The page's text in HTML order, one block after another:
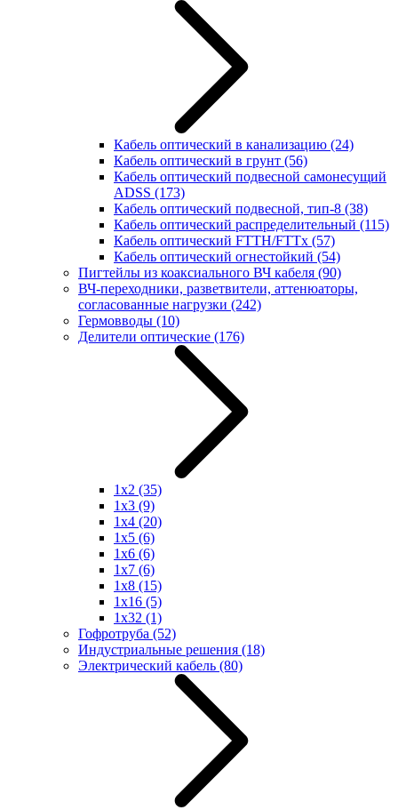
Кабель оптический в канализацию (24)
Кабель оптический в грунт (56)
Кабель оптический подвесной самонесущий
ADSS (173)
Кабель оптический подвесной, тип-8 (38)
Кабель оптический распределительный (115)
Кабель оптический FTTH/FTTx (57)
Кабель оптический огнестойкий (54)
Пигтейлы из коаксиального ВЧ кабеля (90)
ВЧ-переходники, разветвители, аттенюаторы,
согласованные нагрузки (242)
Гермовводы (10)
Делители оптические (176)
1x2 (35)
1x3 (9)
1x4 (20)
1x5 (6)
1x6 (6)
1x7 (6)
1x8 (15)
1x16 (5)
1x32 (1)
Гофротруба (52)
Индустриальные решения (18)
Электрический кабель (80)